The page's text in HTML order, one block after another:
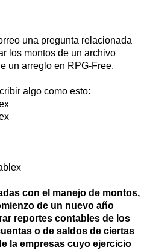
una pregunta relacionada
los montos de un archivo
un arreglo en RPG-Free.
algo como esto:
con el manejo de montos,
de un nuevo año
reportes contables de los
o de saldos de ciertas
la empresas cuyo ejercicio